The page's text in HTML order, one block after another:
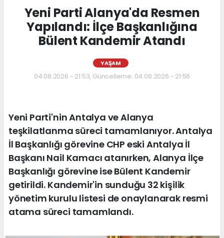
Yeni Parti Alanya'da Resmen
Yapılandı: İlçe Başkanlığına
Bülent Kandemir Atandı
YAŞAM
04.08.2026 - 21:53, Güncelleme: 04.08.2026 - 21:56
Yeni Parti'nin Antalya ve Alanya
teşkilatlanma süreci tamamlanıyor. Antalya
İl Başkanlığı görevine CHP eski Antalya İl
Başkanı Nail Kamacı atanırken, Alanya İlçe
Başkanlığı görevine ise Bülent Kandemir
getirildi. Kandemir'in sunduğu 32 kişilik
yönetim kurulu listesi de onaylanarak resmi
atama süreci tamamlandı.